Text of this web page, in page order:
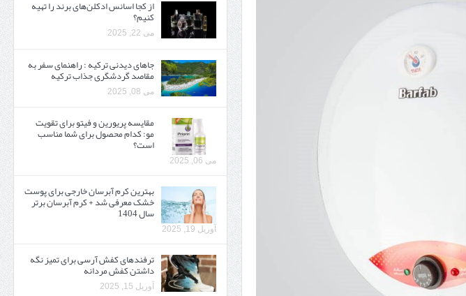
از کجا اسانس ادکلن‌های برند را تهیه
کنیم؟
می 22, 2025
جاهای دیدنی ترکیه : راهنمای سفر به
مقاصد گردشگری جذاب ترکیه
می 08, 2025
مقایسه پریورین و فیتو برای تقویت
مو: کدام محصول برای شما مناسب
است؟
می 06, 2025
بهترین کرم آبرسان خارجی برای پوست
خشک معرفی شد + کرم آبرسان برتر
سال 1404
آوریل 19, 2025
ترفندهای کفش آرسی برای تمیز نگه
داشتن کفش مردانه
آوریل 15, 2025